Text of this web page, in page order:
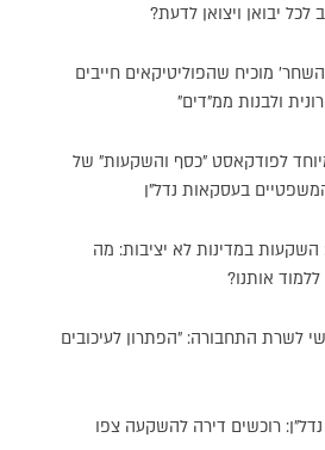
יבואן ויצואן לדעת?
מוכיח שהפוליטיקאים חייבים
ולבנות ממ"דים"
לפודקאסט "כסף והשקעות" של
בעסקאות נדל"ן
השקעות במדינות לא יציבות: מה
אותנו?
לשרת התחבורה: "הפתרון לעיכובים
רוכשים דירה להשקעה צפו